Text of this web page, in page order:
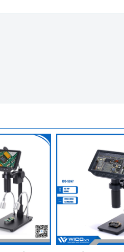
ảnh kính hiển vi công nghiệp.
cho ngành sửa chữa.
và có tuổi thọ cao.
khi sử dụng.